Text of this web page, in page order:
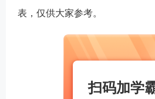
表，仅供大家参考。
扫码加学